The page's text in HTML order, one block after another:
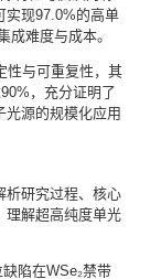
实现97.0%的高单
成难度与成本。
性与可重复性，其
，充分证明了
源的规模化应用
析研究过程、核心
理解超高纯度单光
陷在WSe₂禁带